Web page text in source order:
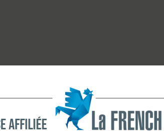
affiliée